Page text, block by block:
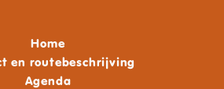
Home
en routebeschrijving
Agenda